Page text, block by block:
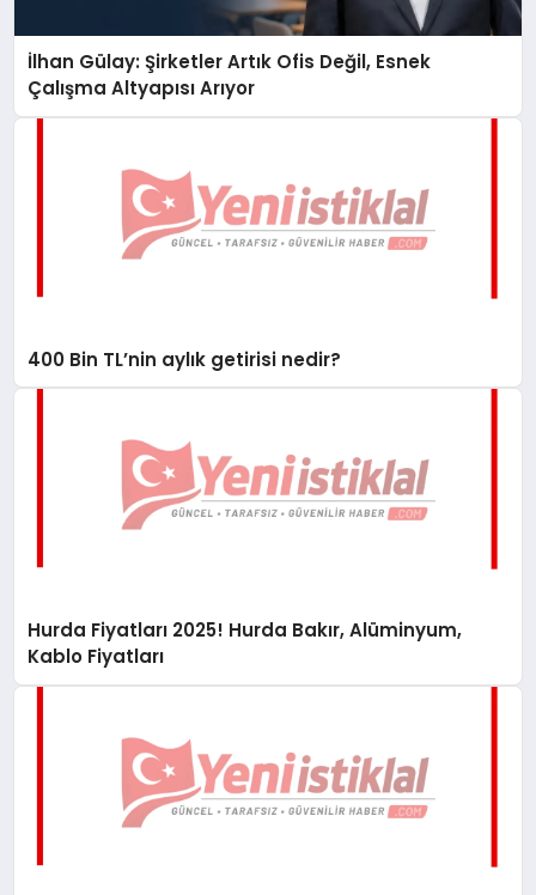
İlhan Gülay: Şirketler Artık Ofis Değil, Esnek
Çalışma Altyapısı Arıyor
400 Bin TL’nin aylık getirisi nedir?
Hurda Fiyatları 2025! Hurda Bakır, Alüminyum,
Kablo Fiyatları